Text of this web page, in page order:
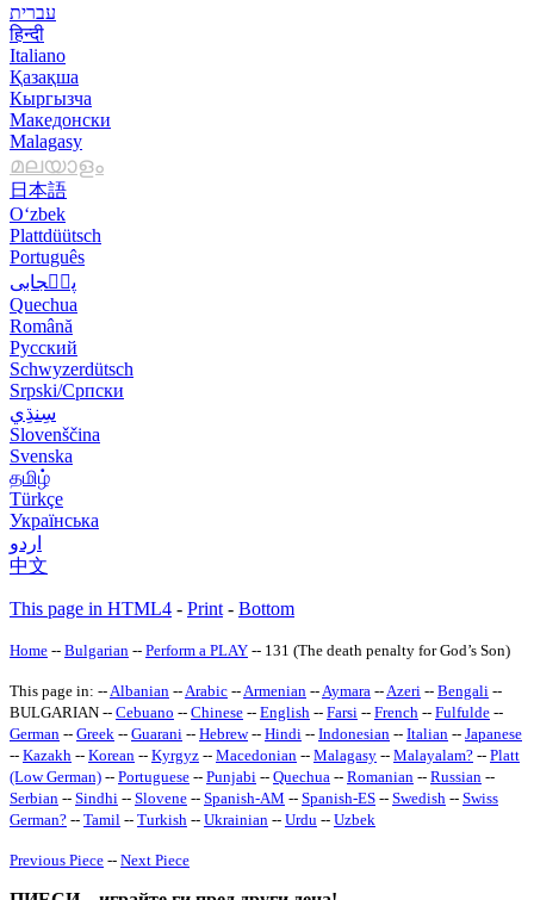
עברית
हिन्दी
Italiano
Қазақша
Кыргызча
Македонски
Malagasy
മലയാളം
日本語
O‘zbek
Plattdüütsch
Português
پن٘جابی
Quechua
Română
Русский
Schwyzerdütsch
Srpski/Српски
Slovenščina
Svenska
தமிழ்
Türkçe
Українська
اردو
中文
This page in HTML4 - Print - Bottom
Home -- Bulgarian -- Perform a PLAY -- 131 (The death penalty for God’s Son)
This page in: -- Albanian -- Arabic -- Armenian -- Aymara -- Azeri -- Bengali --
BULGARIAN -- Cebuano -- Chinese -- English -- Farsi -- French -- Fulfulde --
German -- Greek -- Guarani -- Hebrew-- Hindi -- Indonesian -- Italian -- Japanese
-- Kazakh -- Korean -- Kyrgyz -- Macedonian -- Malagasy -- Malayalam? -- Platt
(Low German) -- Portuguese -- Punjabi -- Quechua -- Romanian -- Russian --
Serbian -- Sindhi -- Slovene -- Spanish-AM -- Spanish-ES -- Swedish -- Swiss
German? -- Tamil -- Turkish -- Ukrainian -- Urdu -- Uzbek
Previous Piece -- Next Piece